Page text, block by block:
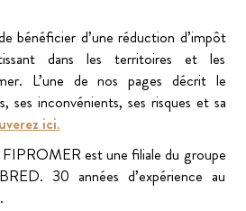
bénéficier d’une réduction d’impôt
dans les territoires et les
L’une de nos pages décrit le
ses inconvénients, ses risques et sa
ici.
est une filiale du groupe
30 années d’expérience au